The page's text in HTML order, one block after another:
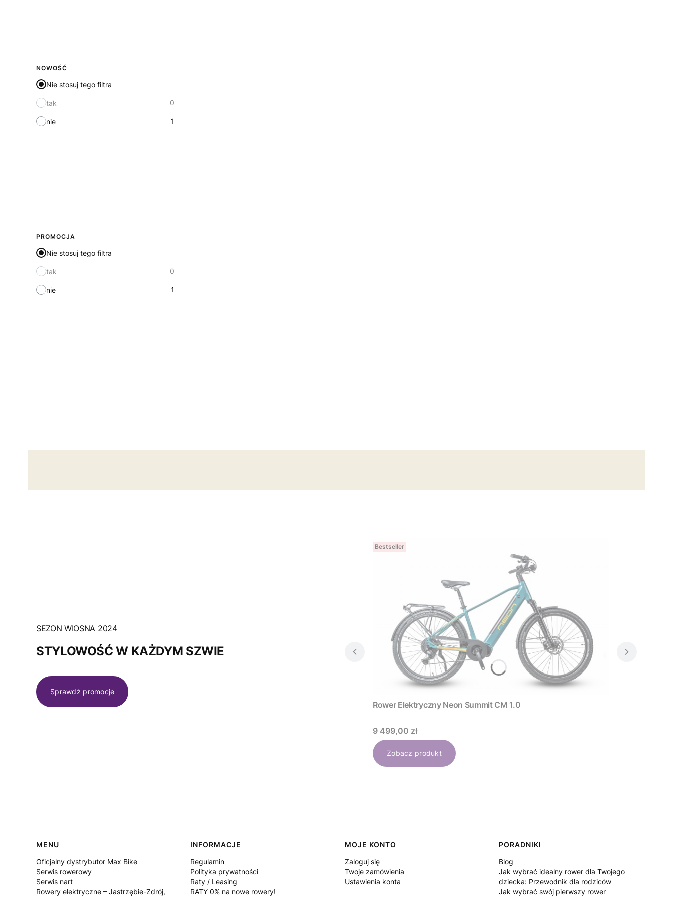
NOWOŚĆ
Nie stosuj tego filtra
tak 0
nie 1
PROMOCJA
Nie stosuj tego filtra
tak 0
nie 1
SEZON WIOSNA 2024
STYLOWOŚĆ W KAŻDYM SZWIE
Sprawdź promocje
Bestseller
Rower Elektryczny Neon Summit CM 1.0
Cena
9 499,00 zł
Zobacz produkt
Linki w stopce
MENU
Oficjalny dystrybutor Max Bike
Serwis rowerowy
Serwis nart
Rowery elektryczne – Jastrzębie-Zdrój,
INFORMACJE
Regulamin
Polityka prywatności
Raty / Leasing
RATY 0% na nowe rowery!
MOJE KONTO
Zaloguj się
Twoje zamówienia
Ustawienia konta
PORADNIKI
Blog
Jak wybrać idealny rower dla Twojego
dziecka: Przewodnik dla rodziców
Jak wybrać swój pierwszy rower